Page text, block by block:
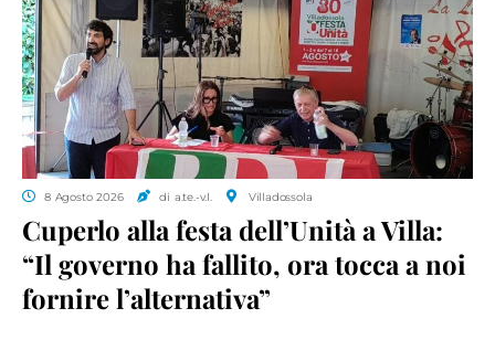
8 Agosto 2026 di a.te.-v.l. Villadossola
Cuperlo alla festa dell’Unità a Villa:
“Il governo ha fallito, ora tocca a noi
fornire l’alternativa”